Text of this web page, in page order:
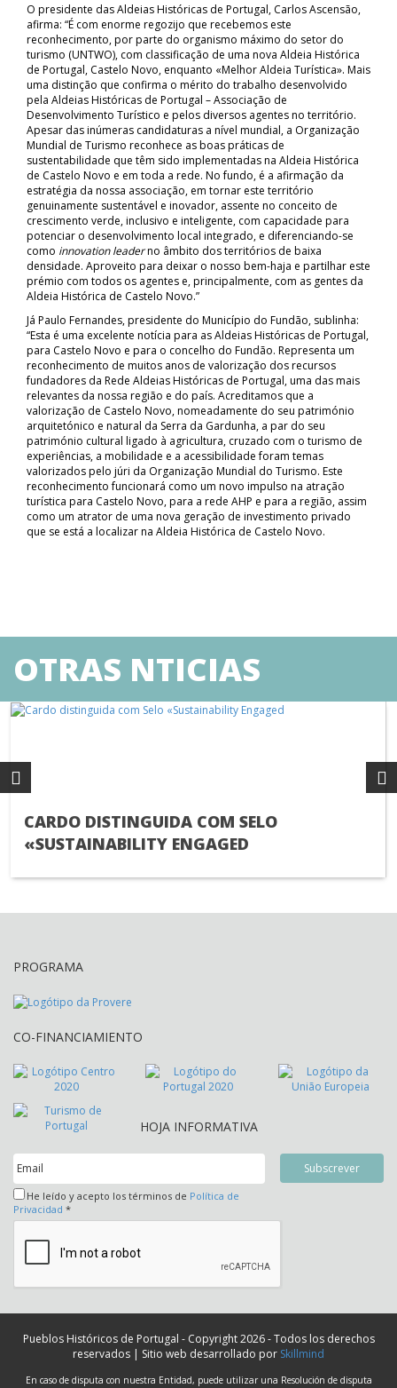
O presidente das Aldeias Históricas de Portugal, Carlos Ascensão,
afirma: “É com enorme regozijo que recebemos este
reconhecimento, por parte do organismo máximo do setor do
turismo (UNTWO), com classificação de uma nova Aldeia Histórica
de Portugal, Castelo Novo, enquanto «Melhor Aldeia Turística». Mais
uma distinção que confirma o mérito do trabalho desenvolvido
pela Aldeias Históricas de Portugal – Associação de
Desenvolvimento Turístico e pelos diversos agentes no território.
Apesar das inúmeras candidaturas a nível mundial, a Organização
Mundial de Turismo reconhece as boas práticas de
sustentabilidade que têm sido implementadas na Aldeia Histórica
de Castelo Novo e em toda a rede. No fundo, é a afirmação da
estratégia da nossa associação, em tornar este território
genuinamente sustentável e inovador, assente no conceito de
crescimento verde, inclusivo e inteligente, com capacidade para
potenciar o desenvolvimento local integrado, e diferenciando-se
como innovation leaderno âmbito dos territórios de baixa
densidade. Aproveito para deixar o nosso bem-haja e partilhar este
prémio com todos os agentes e, principalmente, com as gentes da
Aldeia Histórica de Castelo Novo.”
Já Paulo Fernandes, presidente do Município do Fundão, sublinha:
“Esta é uma excelente notícia para as Aldeias Históricas de Portugal,
para Castelo Novo e para o concelho do Fundão. Representa um
reconhecimento de muitos anos de valorização dos recursos
fundadores da Rede Aldeias Históricas de Portugal, uma das mais
relevantes da nossa região e do país. Acreditamos que a
valorização de Castelo Novo, nomeadamente do seu património
arquitetónico e natural da Serra da Gardunha, a par do seu
património cultural ligado à agricultura, cruzado com o turismo de
experiências, a mobilidade e a acessibilidade foram temas
valorizados pelo júri da Organização Mundial do Turismo. Este
reconhecimento funcionará como um novo impulso na atração
turística para Castelo Novo, para a rede AHP e para a região, assim
como um atrator de uma nova geração de investimento privado
que se está a localizar na Aldeia Histórica de Castelo Novo.
OTRAS NTICIAS
CARDO DISTINGUIDA COM SELO
«SUSTAINABILITY ENGAGED
PROGRAMA
CO-FINANCIAMIENTO
HOJA INFORMATIVA
He leído y acepto los términos de Política de
Privacidad *
Pueblos Históricos de Portugal - Copyright 2026 - Todos los derechos
reservados | Sitio web desarrollado por Skillmind
En caso de disputa con nuestra Entidad, puede utilizar una Resolución de disputa